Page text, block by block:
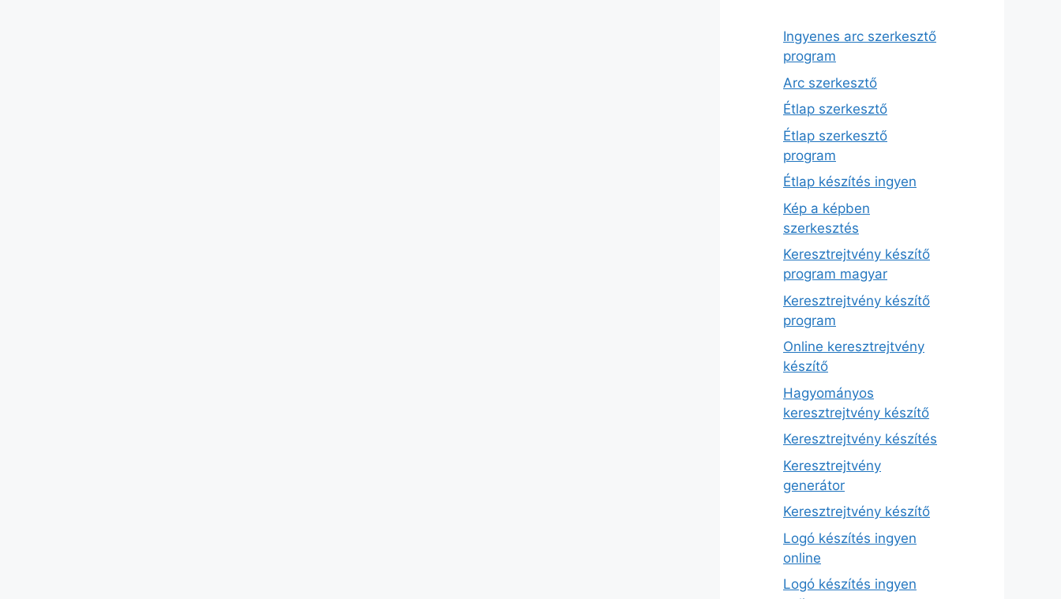
Ingyenes arc szerkesztő
program
Arc szerkesztő
Étlap szerkesztő
Étlap szerkesztő
program
Étlap készítés ingyen
Kép a képben
szerkesztés
Keresztrejtvény készítő
program magyar
Keresztrejtvény készítő
program
Online keresztrejtvény
készítő
Hagyományos
keresztrejtvény készítő
Keresztrejtvény készítés
Keresztrejtvény
generátor
Keresztrejtvény készítő
Logó készítés ingyen
online
Logó készítés ingyen